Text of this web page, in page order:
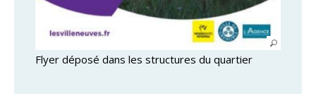
Flyer déposé dans les structures du quartier